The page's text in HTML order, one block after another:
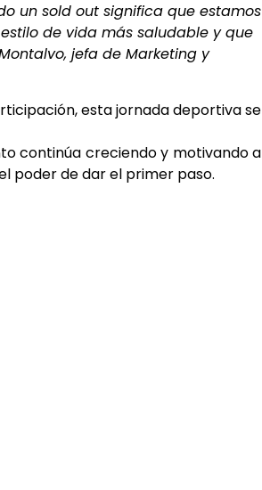
un sold out significa que estamos
de vida más saludable y que
jefa de Marketing y
esta jornada deportiva se
continúa creciendo y motivando a
poder de dar el primer paso.